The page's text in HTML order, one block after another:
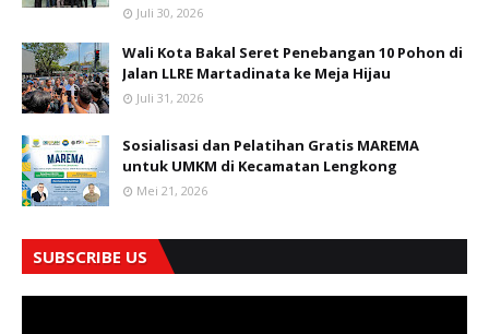
Juli 30, 2026
Wali Kota Bakal Seret Penebangan 10 Pohon di
Jalan LLRE Martadinata ke Meja Hijau
Juli 31, 2026
Sosialisasi dan Pelatihan Gratis MAREMA
untuk UMKM di Kecamatan Lengkong
Mei 21, 2026
SUBSCRIBE US